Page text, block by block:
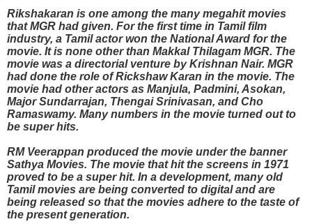
Rikshakaran is one among the many megahit movies
that MGR had given. For the first time in Tamil film
industry, a Tamil actor won the National Award for the
movie. It is none other than Makkal Thilagam MGR. The
movie was a directorial venture by Krishnan Nair. MGR
had done the role of Rickshaw Karan in the movie. The
movie had other actors as Manjula, Padmini, Asokan,
Major Sundarrajan, Thengai Srinivasan, and Cho
Ramaswamy. Many numbers in the movie turned out to
be super hits.
RM Veerappan produced the movie under the banner
Sathya Movies. The movie that hit the screens in 1971
proved to be a super hit. In a development, many old
Tamil movies are being converted to digital and are
being released so that the movies adhere to the taste of
the present generation.